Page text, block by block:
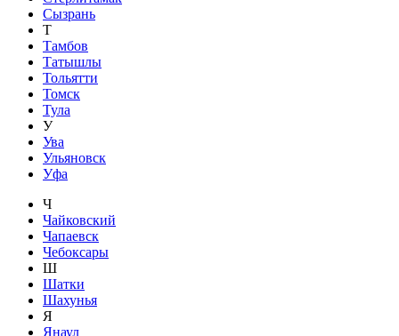
Сызрань
Т
Тамбов
Татышлы
Тольятти
Томск
Тула
У
Ува
Ульяновск
Уфа
Ч
Чайковский
Чапаевск
Чебоксары
Ш
Шатки
Шахунья
Я
Янаул